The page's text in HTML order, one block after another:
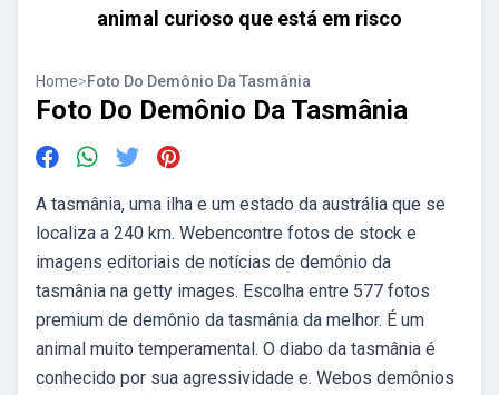
animal curioso que está em risco
Home>Foto Do Demônio Da Tasmânia
Foto Do Demônio Da Tasmânia
A tasmânia, uma ilha e um estado da austrália que se
localiza a 240 km. Webencontre fotos de stock e
imagens editoriais de notícias de demônio da
tasmânia na getty images. Escolha entre 577 fotos
premium de demônio da tasmânia da melhor. É um
animal muito temperamental. O diabo da tasmânia é
conhecido por sua agressividade e. Webos demônios